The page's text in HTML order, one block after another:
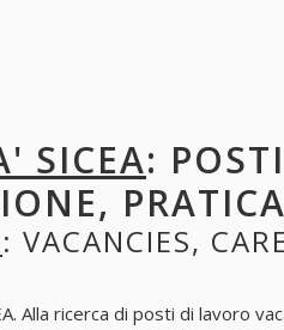
SICEA:
PRATICA
: VACANCIES,
Alla ricerca di posti di lavoro